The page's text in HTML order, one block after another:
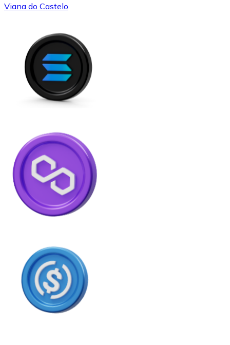
Viana do Castelo